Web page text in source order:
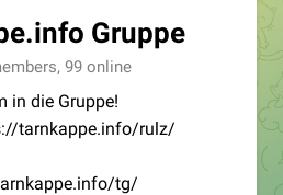
Gruppe
99 online
in die Gruppe!
tarnkappe.info/rulz/
tg/